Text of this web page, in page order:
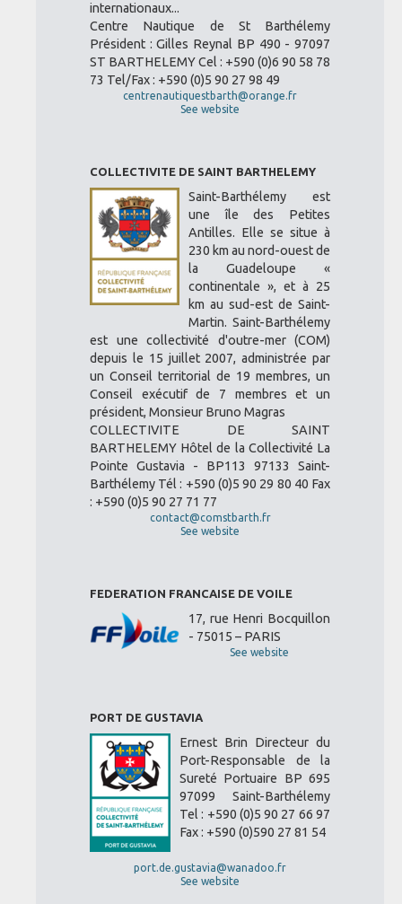
internationaux...
Centre Nautique de St Barthélemy
Président : Gilles Reynal BP 490 - 97097
ST BARTHELEMY Cel : +590 (0)6 90 58 78
73 Tel/Fax : +590 (0)5 90 27 98 49
centrenautiquestbarth@orange.fr
See website
COLLECTIVITE DE SAINT BARTHELEMY
Saint-Barthélemy est
une île des Petites
Antilles. Elle se situe à
230 km au nord-ouest de
la Guadeloupe «
continentale », et à 25
km au sud-est de Saint-
Martin. Saint-Barthélemy
est une collectivité d'outre-mer (COM)
depuis le 15 juillet 2007, administrée par
un Conseil territorial de 19 membres, un
Conseil exécutif de 7 membres et un
président, Monsieur Bruno Magras
COLLECTIVITE DE SAINT
BARTHELEMY Hôtel de la Collectivité La
Pointe Gustavia - BP113 97133 Saint-
Barthélemy Tél : +590 (0)5 90 29 80 40 Fax
: +590 (0)5 90 27 71 77
contact@comstbarth.fr
See website
FEDERATION FRANCAISE DE VOILE
17, rue Henri Bocquillon
- 75015 – PARIS
See website
PORT DE GUSTAVIA
Ernest Brin Directeur du
Port-Responsable de la
Sureté Portuaire BP 695
97099 Saint-Barthélemy
Tel : +590 (0)5 90 27 66 97
Fax : +590 (0)590 27 81 54
port.de.gustavia@wanadoo.fr
See website